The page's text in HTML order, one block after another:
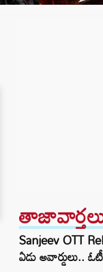
Sanjeev OTT
ఏడు అవార్డులు..